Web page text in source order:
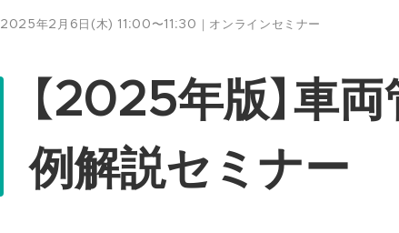
2025年2月6日(木) 11:00〜11:30｜オンラインセミナー
【2025年版】車
例解説セミナー